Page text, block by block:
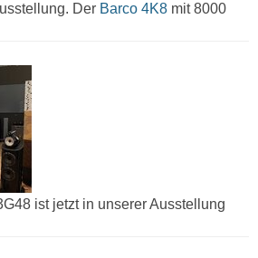
Der Barco 4K8 mit 8000
ist jetzt in unserer Ausstellung